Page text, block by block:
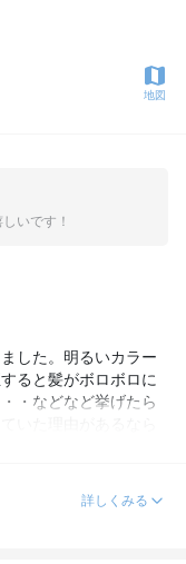
地図
いです！
した。明るいカラー
ると髪がボロボロに
・などなど挙げたら
いた理由があるなら
詳しくみる